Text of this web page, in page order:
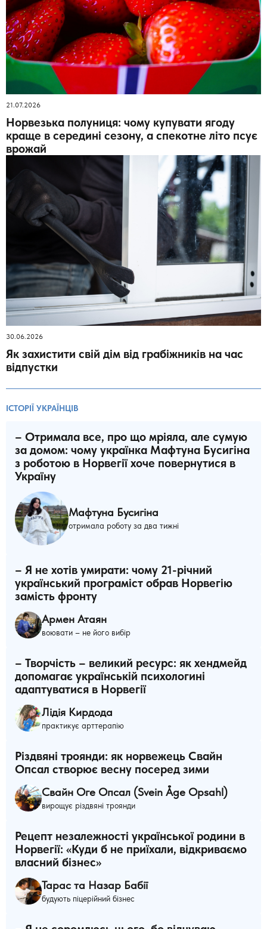
21.07.2026
Норвезька полуниця: чому купувати ягоду
краще в середині сезону, а спекотне літо псує
врожай
30.06.2026
Як захистити свій дім від грабіжників на час
відпустки
ІСТОРІЇ УКРАЇНЦІВ
– Отримала все, про що мріяла, але сумую
за домом: чому українка Мафтуна Бусигіна
з роботою в Норвегії хоче повернутися в
Україну
Мафтуна Бусигіна
отримала роботу за два тижні
– Я не хотів умирати: чому 21-річний
український програміст обрав Норвегію
замість фронту
Армен Атаян
воювати – не його вибір
– Творчість – великий ресурс: як хендмейд
допомагає українській психологині
адаптуватися в Норвегії
Лідія Кирдода
практикує арттерапію
Різдвяні троянди: як норвежець Свайн
Опсал створює весну посеред зими
Свайн Оге Опсал (Svein Åge Opsahl)
вирощує різдвяні троянди
Рецепт незалежності української родини в
Норвегії: «Куди б не приїхали, відкриваємо
власний бізнес»
Тарас та Назар Бабії
будують піцерійний бізнес